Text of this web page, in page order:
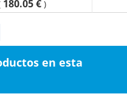
180.05 € )
en esta